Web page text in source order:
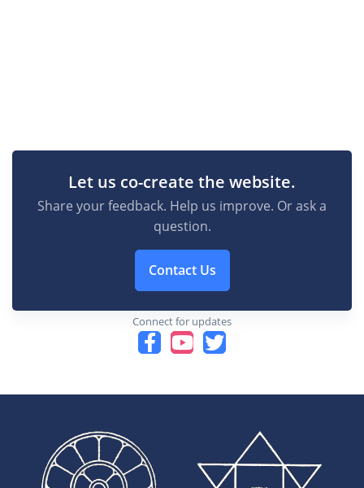
Let us co-create the website.
Share your feedback. Help us improve. Or ask a
question.
Contact Us
Connect for updates